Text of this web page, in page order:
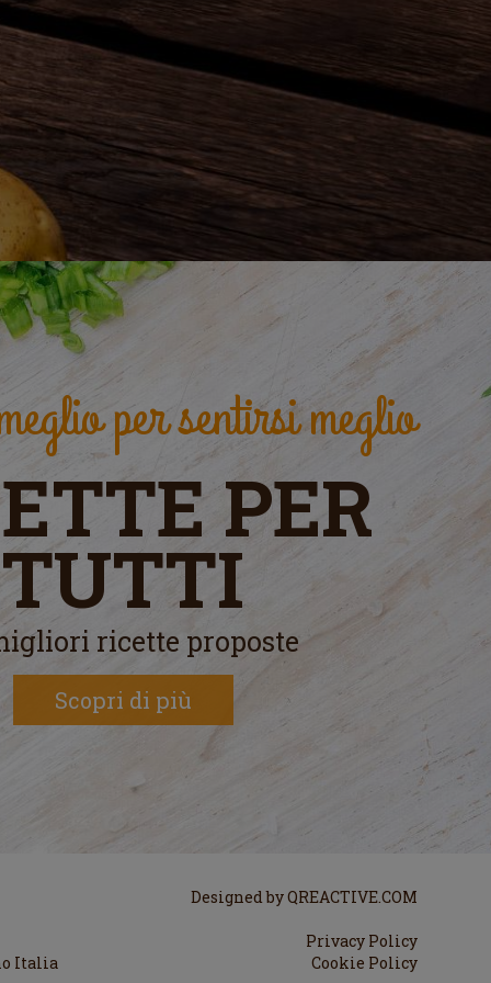
per sentirsi meglio
PER
TUTTI
ricette proposte
Scopri di più
Italia
Designed byQREACTIVE.COM
Privacy Policy
Cookie Policy